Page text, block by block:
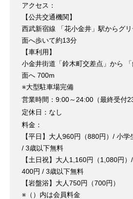
アクセス：
【公共交通機関】
西武新宿線 「花小金井」駅からグ
面へ歩いて約13分
【車利用】
小金井街道「鈴木町交差点」から
面へ 700m
※大型駐車場完備
営業時間：9:00～24:00（最終受付
定休日：なし
料金：
【平日】大人960円（880円）/ 小
/ 3歳以下無料
【土日祝】大人1,160円（1,080円
400円 / 3歳以下無料
【岩盤浴】大人750円（700円）
※（）内は会員料金